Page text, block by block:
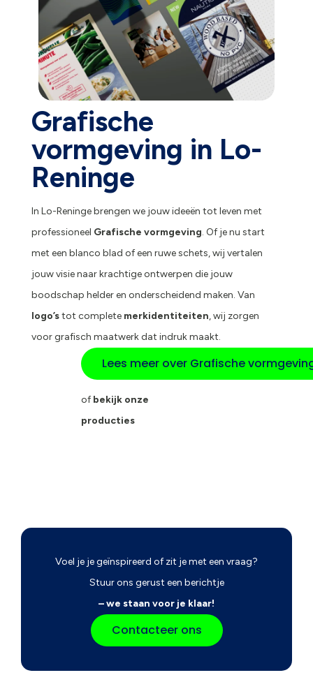
Grafische
vormgeving in Lo-
Reninge
In Lo-Reninge brengen we jouw ideeën tot leven met
professioneel Grafische vormgeving. Of je nu start
met een blanco blad of een ruwe schets, wij vertalen
jouw visie naar krachtige ontwerpen die jouw
boodschap helder en onderscheidend maken. Van
logo’stot complete merkidentiteiten, wij zorgen
voor grafisch maatwerk dat indruk maakt.
Lees meer over Grafische
ofbekijk onze
producties
Voel je je geïnspireerd of zit je met een vraag?
Stuur ons gerust een berichtje
– we staan voor je klaar!
Contacteer ons